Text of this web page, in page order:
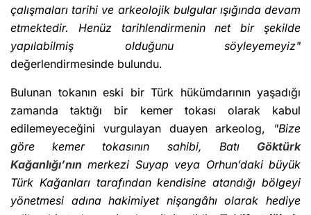
çalışmaları tarihi ve arkeolojik bulgular ışığında devam
etmektedir. Henüz tarihlendirmenin net bir şekilde
yapılabilmiş olduğunu söyleyemeyiz"
değerlendirmesinde bulundu.
Bulunan tokanın eski bir Türk hükümdarının yaşadığı
zamanda taktığı bir kemer tokası olarak kabul
edilemeyeceğini vurgulayan duayen arkeolog, "Bize
göre kemer tokasının sahibi, Batı Göktürk
Kağanlığı’nın merkezi Suyap veya Orhun’daki büyük
Türk Kağanları tarafından kendisine atandığı bölgeyi
yönetmesi adına hakimiyet nişangâhı olarak hediye